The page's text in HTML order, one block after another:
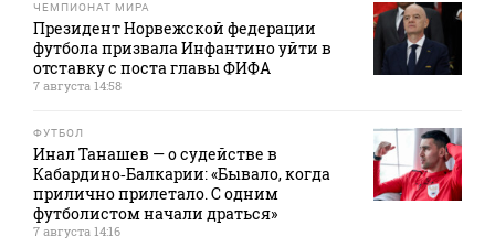
ЧЕМПИОНАТ МИРА
Президент Норвежской федерации
футбола призвала Инфантино уйти в
отставку с поста главы ФИФА
7 августа 14:58
ФУТБОЛ
Инал Танашев — о судействе в
Кабардино‑Балкарии: «Бывало, когда
прилично прилетало. С одним
футболистом начали драться»
7 августа 14:16